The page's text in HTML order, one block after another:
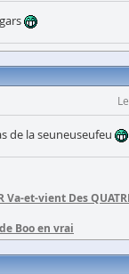
de la seuneuseufeu
Va-et-vient Des
Boo en vrai